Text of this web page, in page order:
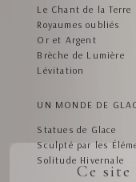
Le Chant de la Terre
Royaumes oubliés
Or et Argent
Brèche de Lumière
Lévitation
UN MONDE DE
Statues de Glace
Sculpté par les
Solitude Hivernale
Ce